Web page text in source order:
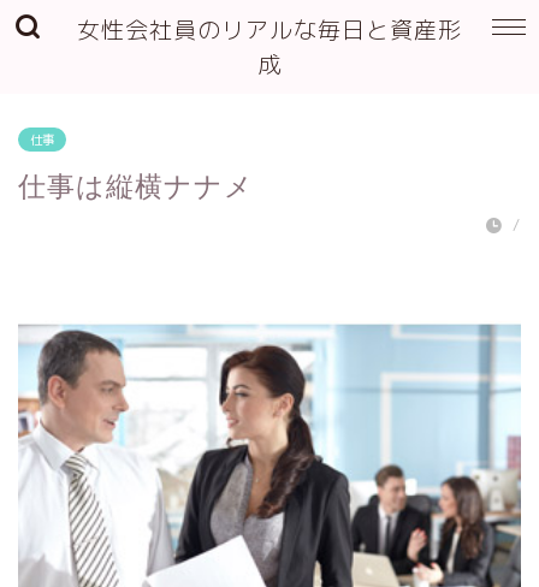
女性会社員のリアルな毎日と資産形
成
仕事
仕事は縦横ナナメ
/